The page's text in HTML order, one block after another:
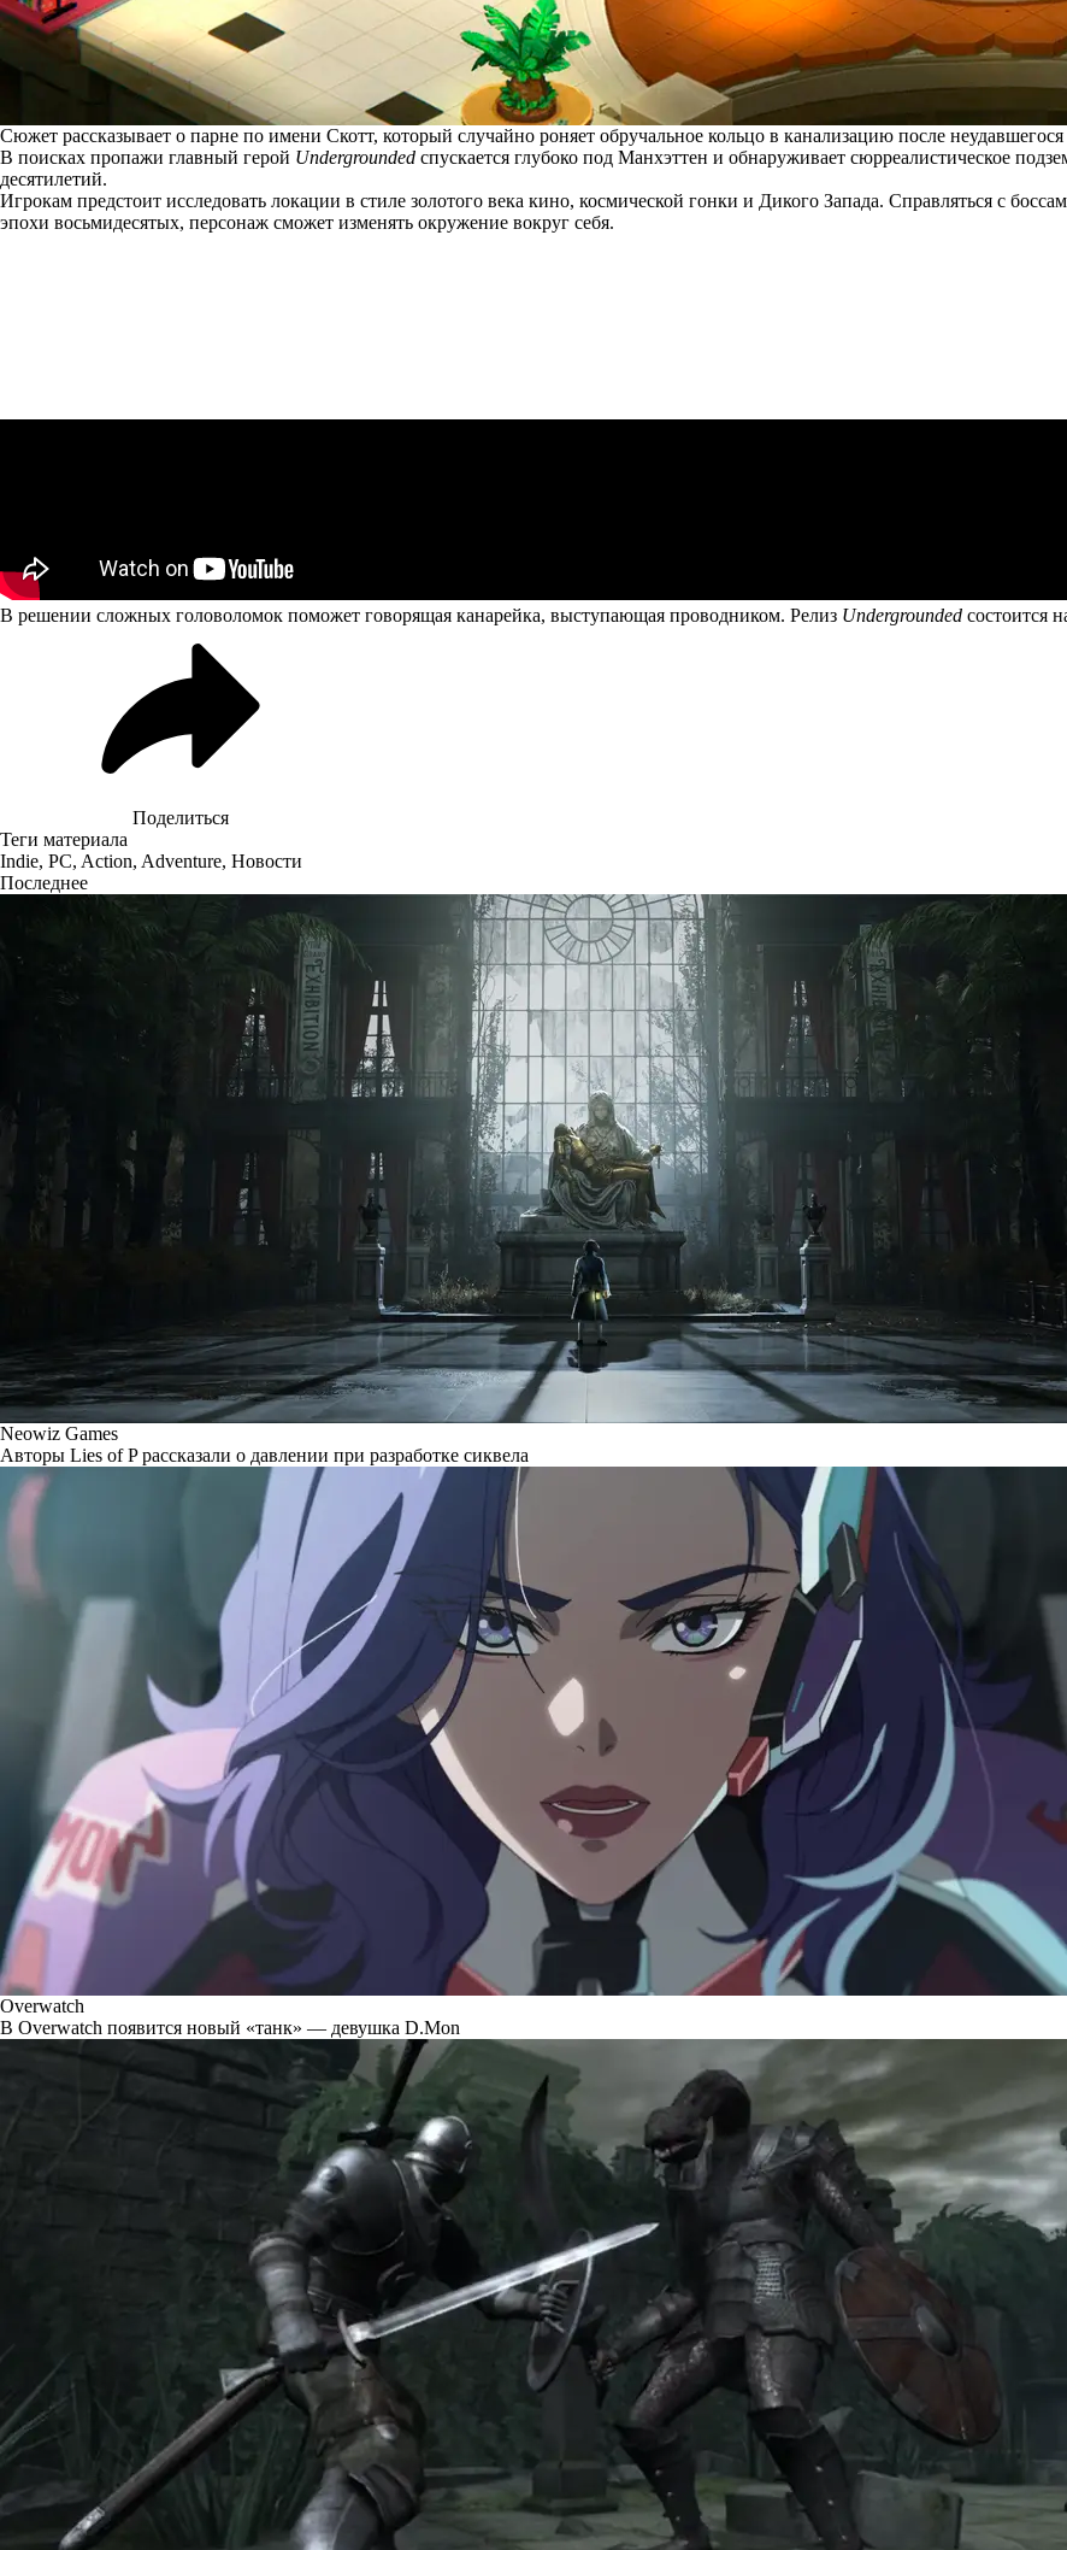
Сюжет рассказывает о парне по имени Скотт, который случайно роняет обручальное кольцо в канализацию после
В поисках пропажи главный герой Undergrounded спускается глубоко под Манхэттен и обнаруживает сюрреалистическое
десятилетий.
Игрокам предстоит исследовать локации в стиле золотого века кино, космической гонки и Дикого Запада. Справляться с
эпохи восьмидесятых, персонаж сможет изменять окружение вокруг себя.
В решении сложных головоломок поможет говорящая канарейка, выступающая проводником. Релиз Undergrounded состоится
Поделиться
Теги материала
Indie, PC, Action, Adventure, Новости
Последнее
Neowiz Games
Авторы Lies of P рассказали о давлении при разработке сиквела
Overwatch
В Overwatch появится новый «танк» — девушка D.Mon